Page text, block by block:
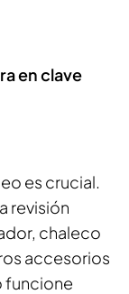
en clave
es crucial.
revisión
chaleco
accesorios
funcione